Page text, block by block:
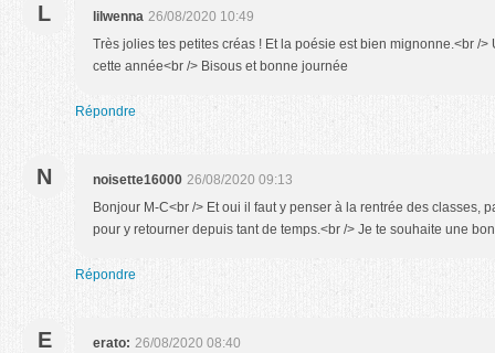
L lilwenna 26/08/2020 10:49
Très jolies tes petites créas ! Et la poésie est bien mignonne.<br /
cette année<br /> Bisous et bonne journée
Répondre
N noisette16000 26/08/2020 09:13
Bonjour M-C<br /> Et oui il faut y penser à la rentrée des classes,
pour y retourner depuis tant de temps.<br /> Je te souhaite une
Répondre
E erato: 26/08/2020 08:40